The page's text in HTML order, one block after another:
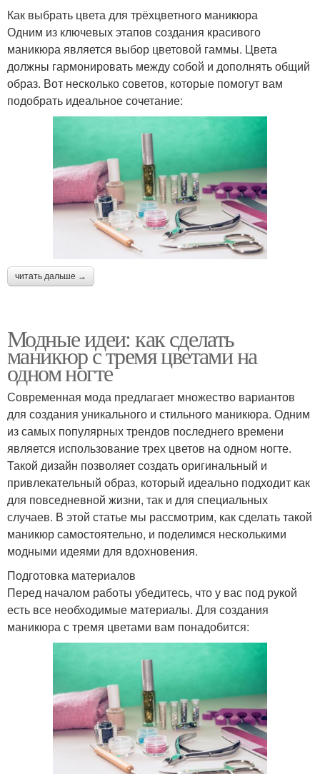
Как выбрать цвета для трёхцветного маникюра
Одним из ключевых этапов создания красивого
маникюра является выбор цветовой гаммы. Цвета
должны гармонировать между собой и дополнять общий
образ. Вот несколько советов, которые помогут вам
подобрать идеальное сочетание:
читать дальше →
Модные идеи: как сделать
маникюр с тремя цветами на
одном ногте
Современная мода предлагает множество вариантов
для создания уникального и стильного маникюра. Одним
из самых популярных трендов последнего времени
является использование трех цветов на одном ногте.
Такой дизайн позволяет создать оригинальный и
привлекательный образ, который идеально подходит как
для повседневной жизни, так и для специальных
случаев. В этой статье мы рассмотрим, как сделать такой
маникюр самостоятельно, и поделимся несколькими
модными идеями для вдохновения.
Подготовка материалов
Перед началом работы убедитесь, что у вас под рукой
есть все необходимые материалы. Для создания
маникюра с тремя цветами вам понадобится: